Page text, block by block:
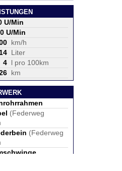
U/Min
U/Min
km/h
14 Liter
4 l pro 100km
km
(Federweg
(Federweg